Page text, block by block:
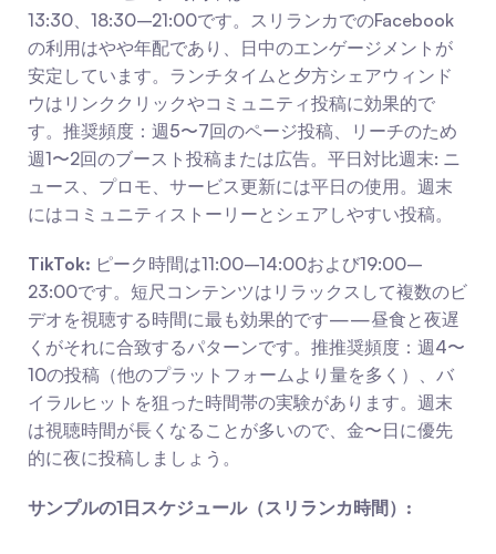
13:30、18:30–21:00です。スリランカでのFacebook
の利用はやや年配であり、日中のエンゲージメントが
安定しています。ランチタイムと夕方シェアウィンド
ウはリンククリックやコミュニティ投稿に効果的で
す。推奨頻度：週5〜7回のページ投稿、リーチのため
週1〜2回のブースト投稿または広告。平日対比週末: ニ
ュース、プロモ、サービス更新には平日の使用。週末
にはコミュニティストーリーとシェアしやすい投稿。
TikTok: ピーク時間は11:00–14:00および19:00–
23:00です。短尺コンテンツはリラックスして複数のビ
デオを視聴する時間に最も効果的です——昼食と夜遅
くがそれに合致するパターンです。推推奨頻度：週4〜
10の投稿（他のプラットフォームより量を多く）、バ
イラルヒットを狙った時間帯の実験があります。週末
は視聴時間が長くなることが多いので、金〜日に優先
的に夜に投稿しましょう。
サンプルの1日スケジュール（スリランカ時間）: